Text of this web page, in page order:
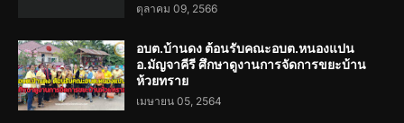
ตุลาคม 09, 2566
อบต.บ้านดง ต้อนรับคณะอบต.หนองแปน
อ.มัญจาคีรี ศึกษาดูงานการจัดการขยะบ้าน
ห้วยทราย
เมษายน 05, 2564